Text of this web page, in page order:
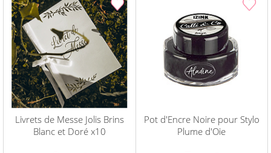
Livrets de Messe Jolis Brins
Blanc et Doré x10
Pot d'Encre Noire pour Stylo
Plume d'Oie